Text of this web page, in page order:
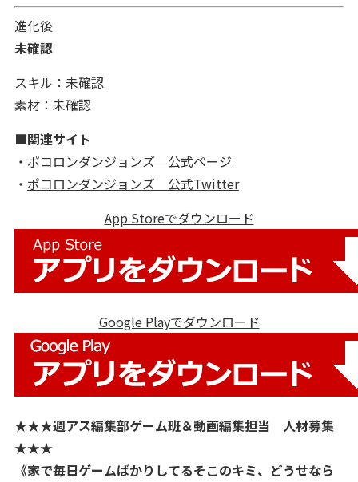
進化後
未確認
スキル：未確認
素材：未確認
■関連サイト
・ ポコロンダンジョンズ 公式ページ
・ ポコロンダンジョンズ 公式Twitter
App Storeでダウンロード
Google Playでダウンロード
★★★週アス編集部ゲーム班＆動画編集担当 人材募集
★★★
《家で毎日ゲームばかりしてるそこのキミ、どうせなら